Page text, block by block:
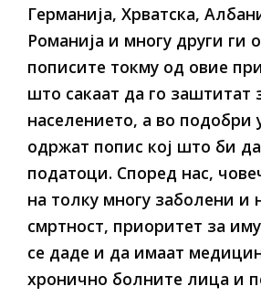
Германија, Хрватска,
Романија и многу други ги
пописите токму од овие
што сакаат да го заштитат
населението, а во подобри
одржат попис кој што би
податоци. Според нас,
на толку многу заболени и
смртност, приоритет за
се даде и да имаат
хронично болните лица и